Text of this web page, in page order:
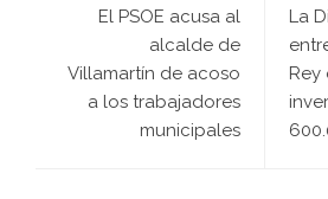
El PSOE acusa al
alcalde de
Villamartín de acoso
a los trabajadores
municipales
La
Rey